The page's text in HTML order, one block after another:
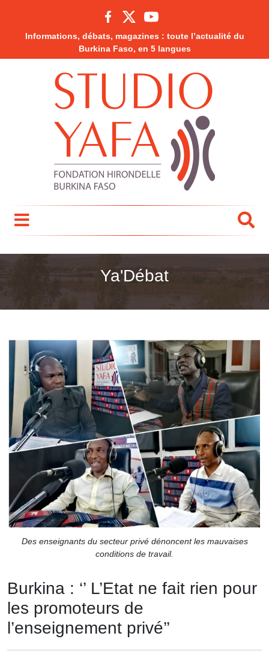
Informations, débats, magazines : toute l’actualité du
Burkina Faso, en 5 langues
Ya'Débat
Des enseignants du secteur privé dénoncent les mauvaises
conditions de travail.
Burkina : ‘’ L’Etat ne fait rien pour
les promoteurs de
l’enseignement privé’’